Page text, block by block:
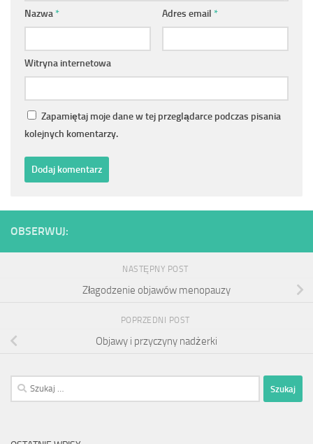
Nazwa* Adres email *
Witryna internetowa
Zapamiętaj moje dane w tej przeglądarce podczas pisania
kolejnych komentarzy.
OBSERWUJ:
NASTĘPNY POST
Złagodzenie objawów menopauzy
POPRZEDNI POST
Objawy i przyczyny nadżerki
Szukaj: